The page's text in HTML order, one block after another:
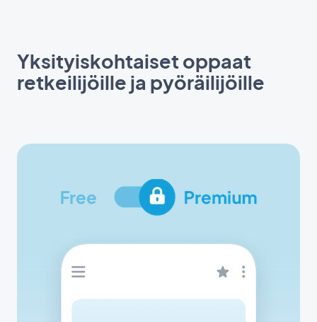
Yksityiskohtaiset oppaat
retkeilijöille ja pyöräilijöille